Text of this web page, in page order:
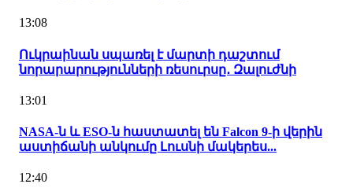
13:08
Ուկրաինան սպառել է մարտի դաշտում
նորարարությունների ռեսուրսը․ Զալուժնի
13:01
NASA-ն և ESO-ն հաստատել են Falcon 9-ի վերին
աստիճանի անկումը Լուսնի մակերես...
12:40